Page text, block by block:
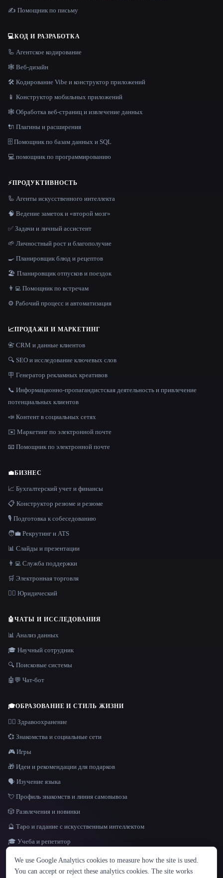
ЯЗЫК
English español Français Русский 简体中文
✍️ Помощник по письму
💻КОД И РАЗРАБОТКА
🦾 Агентское кодирование
🕸 Веб-дизайн
🛠️ Кодирование Vibe и конструктор приложений
📱 Конструктор мобильных приложений
🕸️ Обработка веб-страниц и извлечение данных
🔌 Плагины и расширения
🗄️ Помощник по базам данных и SQL
💻 помощник по программированию
⚡ПРОДУКТИВНОСТЬ
🦾 Агенты искусственного интеллекта
🧠 Ведение заметок и «второй мозг»
✅ Задачи и личный ассистент
🌱 Личностный рост и благополучие
🍳 Планировщик блюд и рецептов
🏖 Планировщик отпусков и поездок
👨‍💻 Помощник по встречам
⚙️ Рабочий процесс и автоматизация
📈ПРОДАЖИ И МАРКЕТИНГ
📇 CRM и данные клиентов
🔍 SEO и исследование ключевых слов
🪧 Генератор рекламных креативов
📞 Информационно-пропагандистская деятельность и привлечение
потенциальных клиентов
📣 Контент в социальных сетях
✉️ Маркетинг по электронной почте
📧 Помощник по электронной почте
💼БИЗНЕС
📈 Бухгалтерский учет и финансы
📋 Конструктор резюме и резюме
🎙️ Подготовка к собеседованию
🧑‍💼 Рекрутинг и ATS
📊 Слайды и презентации
👨‍💻 Служба поддержки
🛒 Электронная торговля
👩‍⚖️ Юридический
🤖ЧАТЫ И ИССЛЕДОВАНИЯ
📊 Анализ данных
🎓 Научный сотрудник
🔍 Поисковые системы
🤖💬 Чат-бот
🎓ОБРАЗОВАНИЕ И СТИЛЬ ЖИЗНИ
👩‍⚕️ Здравоохранение
💞 Знакомства и социальные сети
🎮 Игры
🎁 Идеи и рекомендации для подарков
🗣️ Изучение языка
💘 Профиль знакомств и линия самовывоза
🎲 Развлечения и новинки
🔮 Таро и гадание с искусственным интеллектом
🎓 Учеба и репетитор
We use Google Analytics cookies to measure how the site is used.
You can accept or reject these analytics cookies. The site works